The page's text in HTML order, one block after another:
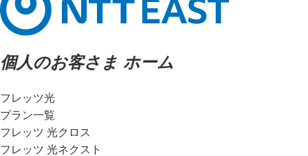
個人のお客さま ホーム
フレッツ光
プラン一覧
フレッツ 光クロス
フレッツ 光ネクスト